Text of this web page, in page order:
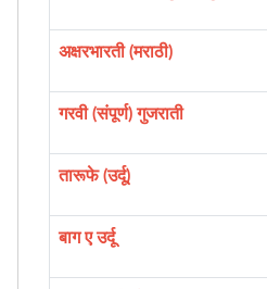
अक्षरभारती (मराठी)
गरवी (संपूर्ण) गुजराती
तारूफे (उर्दू)
बाग ए उर्दू